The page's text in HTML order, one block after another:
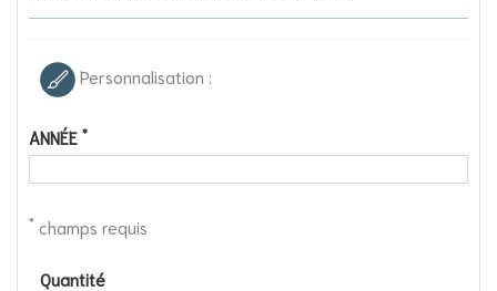
Personnalisation :
ANNÉE *
* champs requis
Quantité